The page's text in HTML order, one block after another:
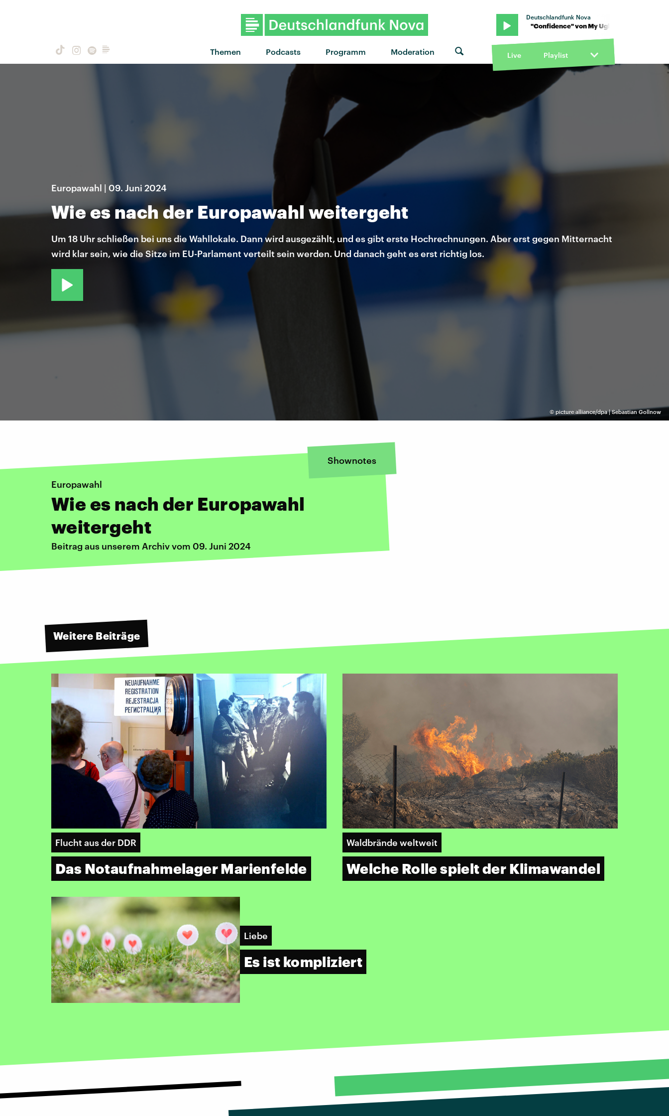
Themen Podcasts Programm Moderation
Deutschlandfunk Nova
"Confidence" von My Ugly Clementine · "Confidence" von My Ugly Clementine ·
Live Playlist
© picture alliance/dpa | Sebastian Gollnow
Europawahl | 09. Juni 2024
Wie es nach der Europawahl weitergeht
Um 18 Uhr schließen bei uns die Wahllokale. Dann wird ausgezählt, und es gibt erste Hochrechnungen. Aber erst gegen Mitternacht
wird klar sein, wie die Sitze im EU-Parlament verteilt sein werden. Und danach geht es erst richtig los.
Shownotes
Europawahl
Wie es nach der Europawahl
weitergeht
Beitrag aus unserem Archiv vom 09. Juni 2024
Weitere Beiträge
Flucht aus der DDR
Das Notaufnahmelager Marienfelde
Waldbrände weltweit
Welche Rolle spielt der Klimawandel
Liebe
Es ist kompliziert